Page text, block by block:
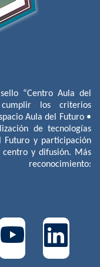
“Centro Aula del
cumplir los criterios
Aula del Futuro •
de tecnologías
y participación
y difusión. Más